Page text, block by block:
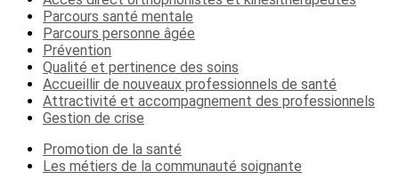
Parcours santé mentale
Parcours personne âgée
Prévention
Qualité et pertinence des soins
Accueillir de nouveaux professionnels de santé
Attractivité et accompagnement des professionnels
Gestion de crise
Promotion de la santé
Les métiers de la communauté soignante